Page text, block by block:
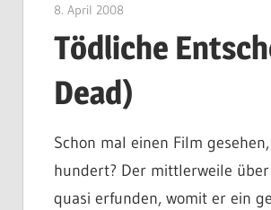
8. April 2008edzehard
Tödliche
Dead)
Schon mal einen Film
hundert? Der mittlerweile
quasi erfunden, womit er ein